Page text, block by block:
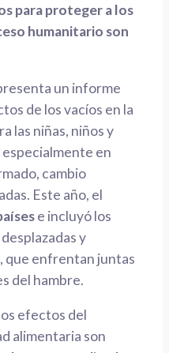
para proteger a los
humanitario son
un informe
de los vacíos en la
las niñas, niños y
en
cambio
Este año, el
e incluyó los
y
que enfrentan juntas
del hambre.
efectos del
alimentaria son